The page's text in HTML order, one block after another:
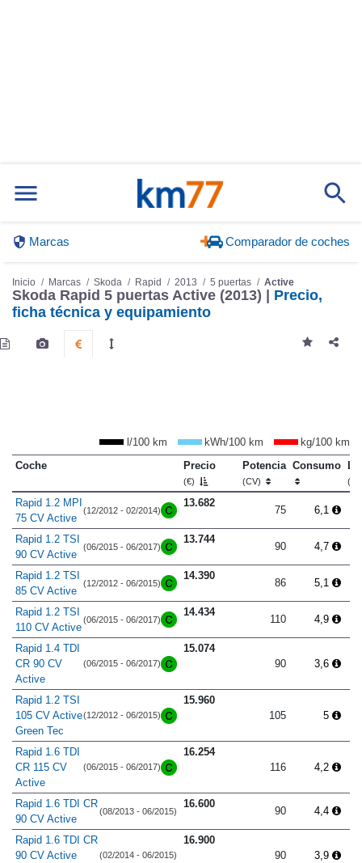
Marcas Comparador de coches
Inicio Marcas Skoda Rapid 2013 5 puertas Active
Skoda Rapid 5 puertas Active (2013) | Precio,
ficha técnica y equipamiento
l/100 km kWh/100 km
kg/100 km
Coche
Precio
(€)
Potencia
(CV)
Consumo
Rapid 1.2 MPI
75 CV Active
(12/2012 - 02/2014)
13.682
75 6,1
Rapid 1.2 TSI
90 CV Active
(06/2015 - 06/2017)
13.744
90 4,7
Rapid 1.2 TSI
85 CV Active
(12/2012 - 06/2015)
14.390
86 5,1
Rapid 1.2 TSI
110 CV Active
(06/2015 - 06/2017)
14.434
110 4,9
Rapid 1.4 TDI
CR 90 CV
Active
(06/2015 - 06/2017)
15.074
90
3,6
Rapid 1.2 TSI
105 CV Active
Green Tec
(12/2012 - 06/2015)
15.960
105
5
Rapid 1.6 TDI
CR 115 CV
Active
(06/2015 - 06/2017)
16.254
116
4,2
Rapid 1.6 TDI CR
90 CV Active
(08/2013 - 06/2015)
16.600
90 4,4
Rapid 1.6 TDI CR
90 CV Active
(02/2014 - 06/2015)
16.900
90
3,9